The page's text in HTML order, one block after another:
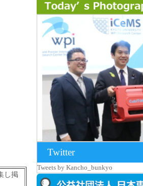
し掲
京都大iCeMS等を視察した
大...
Twitter
Tweets by Kancho_bunkyo